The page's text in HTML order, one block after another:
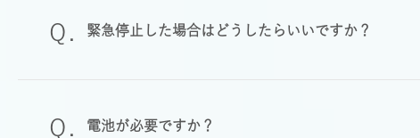
緊急停止した場合はどうしたらいいですか？
電池が必要ですか？